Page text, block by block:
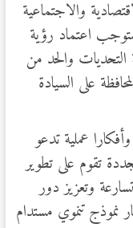
والاجتماعية
اعتماد رؤية
التحديات والحد من
على السيادة
عملية تدعو
تقوم على تطوير
وتعزيز دور
نموذج تنموي مستدام